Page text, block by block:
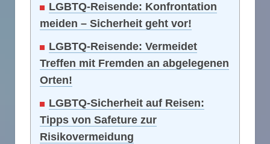
LGBTQ-Reisende: Konfrontation
meiden – Sicherheit geht vor!
LGBTQ-Reisende: Vermeidet
Treffen mit Fremden an abgelegenen
Orten!
LGBTQ-Sicherheit auf Reisen:
Tipps von Safeture zur
Risikovermeidung